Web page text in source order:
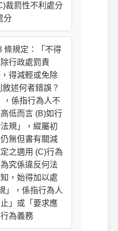
裁罰性不利處分
分
條規定：「不得
行政處罰責
得減輕或免除
述何者錯誤？
，係指行為人不
低而言 (B)如行
規」，縱屬初
無但書有關減
之適用 (C)行為
究係違反何法
，始得加以處
」，係指行為人
」或「要求應
為義務